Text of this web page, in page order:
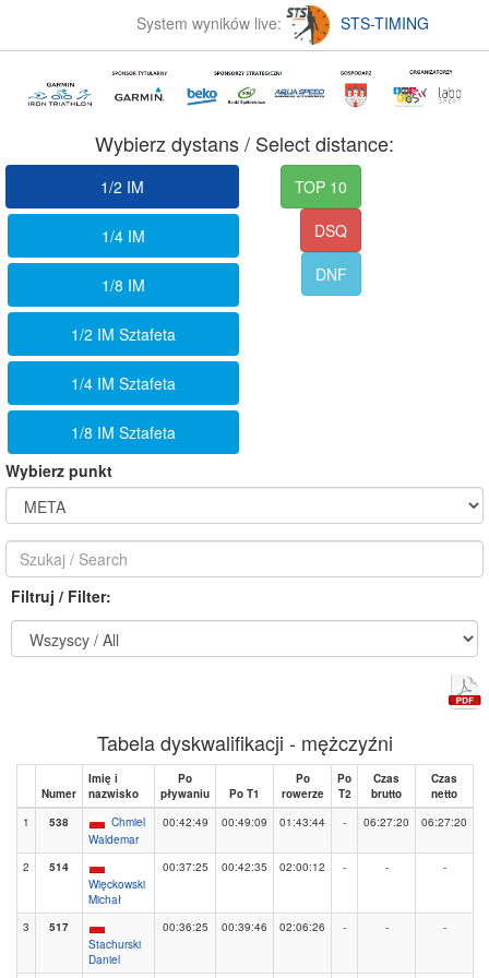
System wyników live: STS-TIMING
Wybierz dystans / Select distance:
1/2 IM
1/4 IM
1/8 IM
1/2 IM Sztafeta
1/4 IM Sztafeta
1/8 IM Sztafeta
TOP 10
DSQ
DNF
Wybierz punkt
Filtruj / Filter:
Tabela dyskwalifikacji - mężczyźni
Numer
Imię i
nazwisko
Po
pływaniu
Po T1
Po
rowerze
Po
T2
Czas
brutto
Czas
netto
1
538
Chmiel
Waldemar
00:42:49 00:49:09 01:43:44 - 06:27:20 06:27:20
2
514
Więckowski
Michał
00:37:25 00:42:35 02:00:12 - - -
3
517
Stachurski
Daniel
00:36:25 00:39:46 02:06:26 - - -